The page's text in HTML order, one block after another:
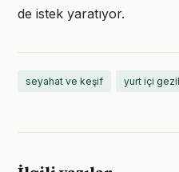
de istek yaratıyor.
seyahat ve keşif yurt içi